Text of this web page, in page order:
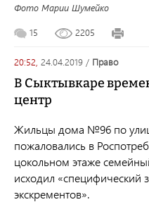
Фото Марии Шумейко
15 2205
20:52, 24.04.2019 / право
В Сыктывкаре
центр
Жильцы дома №96 по
пожаловались в
цокольном этаже
исходил «специфический
экскрементов».